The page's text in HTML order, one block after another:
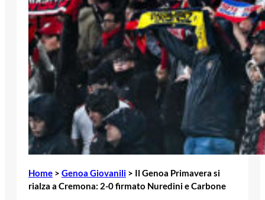
Home > Genoa Giovanili > Il Genoa Primavera si
rialza a Cremona: 2-0 firmato Nuredini e Carbone